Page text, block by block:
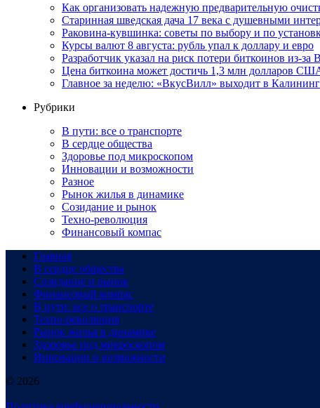
Как организовать надежную предварительную
Старинная шведская дача 17 века с душевными
Раковина-кувшинка: советы по выбору и по
Курсы валют 8 августа: рубль упал к доллару и евро
Разработчик указал на риск потери биткоинов из-за
Цена биткоина может достичь 1,3 млн долларов
Главное за неделю: «ВкусВилл» выходит в
Рубрики
В пути: все о транспорте
В сердце общества
Здоровье под микроскопом
Инновации и возможности
Разное
Рынок жилья в динамике
Созидание и рынок
Техно-революция
Финансовый компас
Главная
В сердце общества
Созидание и рынок
Финансовый компас
В пути: все о транспорте
Техно-революция
Рынок жилья в динамике
Здоровье под микроскопом
Инновации и возможности
© 2026